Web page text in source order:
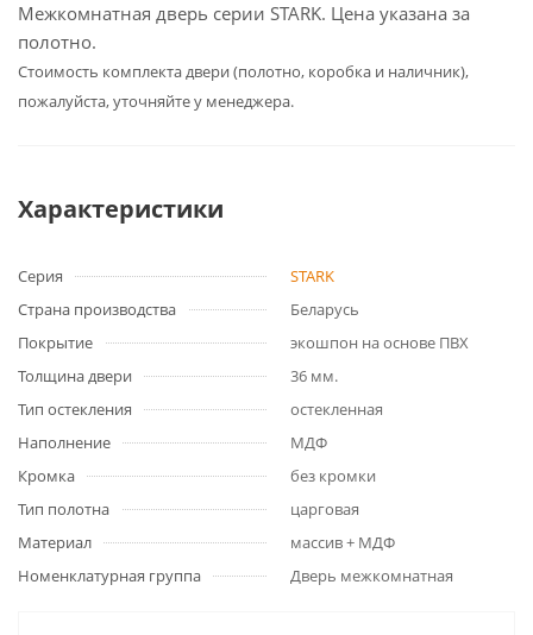
Межкомнатная дверь серии STARK. Цена указана за
полотно.
Cтоимость комплекта двери (полотно, коробка и наличник),
пожалуйста, уточняйте у менеджера.
Характеристики
Серия
STARK
Страна производства
Беларусь
Покрытие
экошпон на основе ПВХ
Толщина двери
36 мм.
Тип остекления
остекленная
Наполнение
МДФ
Кромка
без кромки
Тип полотна
царговая
Материал
массив + МДФ
Номенклатурная группа
Дверь межкомнатная